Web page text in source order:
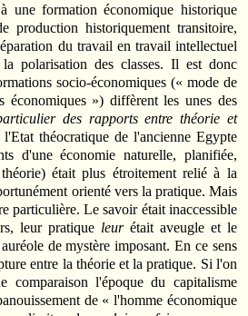
une formation économique historique
production historiquement transitoire,
du travail en travail intellectuel
polarisation des classes. Il est donc
socio-économiques (« mode de
économiques ») diffèrent les unes des
des rapports entre théorie et
théocratique de l'ancienne Egypte
d'une économie naturelle, planifiée,
était plus étroitement relié à la
orienté vers la pratique. Mais
particulière. Le savoir était inaccessible
leur pratique leur était aveugle et le
de mystère imposant. En ce sens
entre la théorie et la pratique. Si l'on
comparaison l'époque du capitalisme
de « l'homme économique